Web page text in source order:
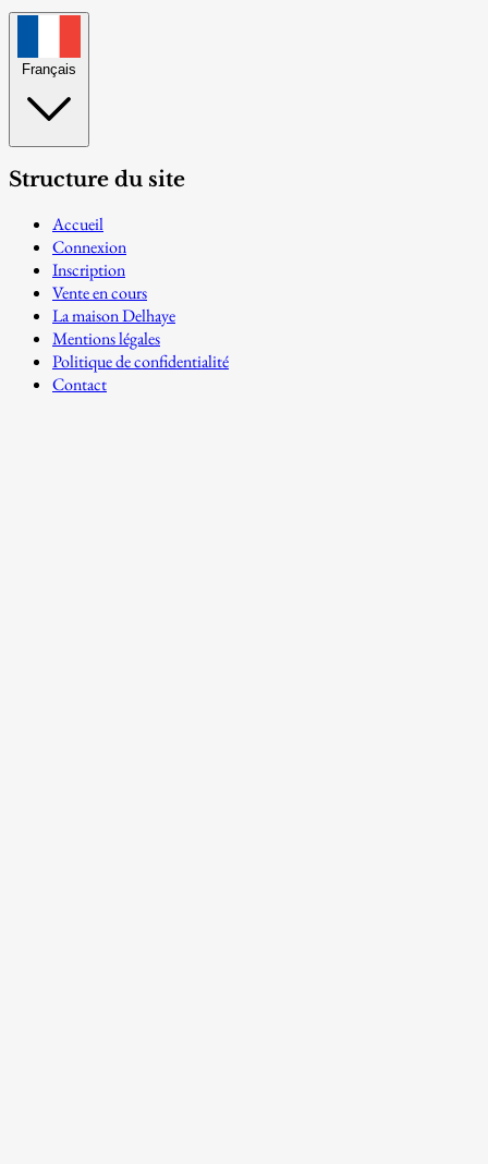
Français
Structure du site
Accueil
Connexion
Inscription
Vente en cours
La maison Delhaye
Mentions légales
Politique de confidentialité
Contact